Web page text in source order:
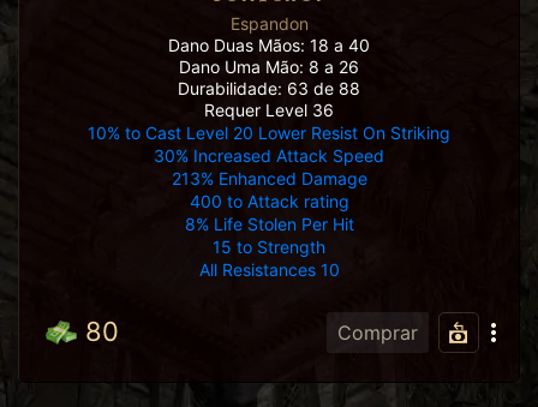
Espandon
Dano Duas Mãos: 18 a 40
Dano Uma Mão: 8 a 26
Durabilidade: 63 de 88
Requer Level 36
10% to Cast Level 20 Lower Resist On Striking
30% Increased Attack Speed
213% Enhanced Damage
400 to Attack rating
8% Life Stolen Per Hit
15 to Strength
All Resistances 10
80 Comprar